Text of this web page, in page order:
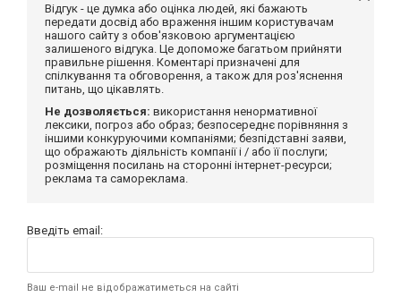
Відгук - це думка або оцінка людей, які бажають
передати досвід або враження іншим користувачам
нашого сайту з обов'язковою аргументацією
залишеного відгука. Це допоможе багатьом прийняти
правильне рішення. Коментарі призначені для
спілкування та обговорення, а також для роз'яснення
питань, що цікавлять.
Не дозволяється: використання ненормативної
лексики, погроз або образ; безпосереднє порівняння з
іншими конкуруючими компаніями; безпідставні заяви,
що ображають діяльність компанії і / або її послуги;
розміщення посилань на сторонні інтернет-ресурси;
реклама та самореклама.
Введіть email:
Ваш e-mail не відображатиметься на сайті